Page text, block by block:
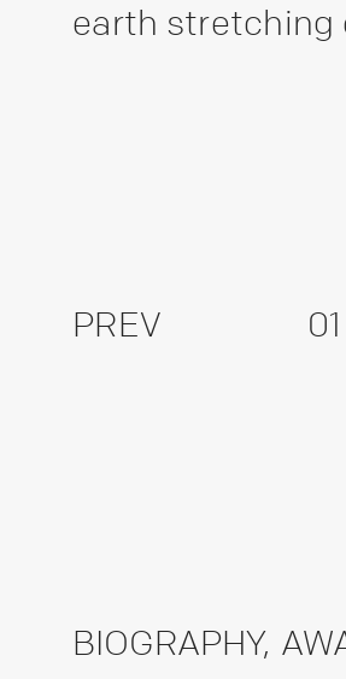
earth stretching
PREV 01
BIOGRAPHY,